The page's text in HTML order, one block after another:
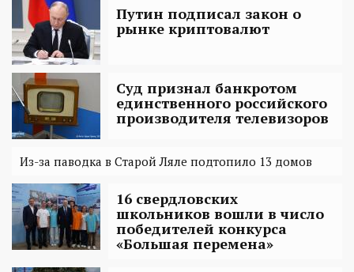
Путин подписал закон о
рынке криптовалют
Суд признал банкротом
единственного российского
производителя телевизоров
Из-за паводка в Старой Ляле подтопило 13 домов
16 свердловских
школьников вошли в число
победителей конкурса
«Большая перемена»